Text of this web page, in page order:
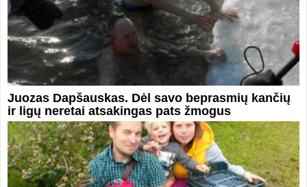
Juozas Dapšauskas. Dėl savo beprasmių kančių
ir ligų neretai atsakingas pats žmogus